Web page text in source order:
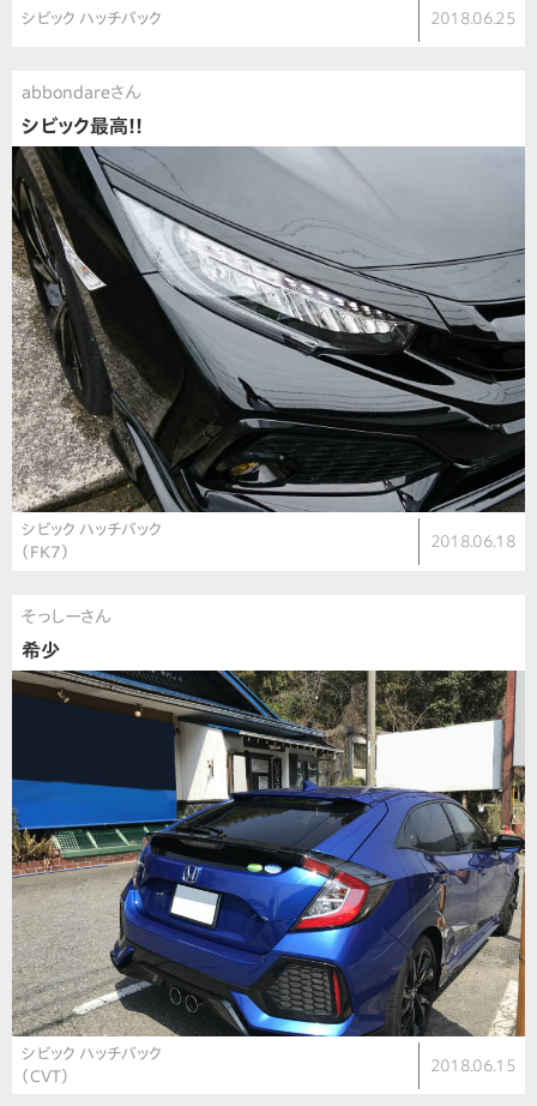
シビック ハッチバック 2018.06.25
abbondareさん
シビック最高!!
シビック ハッチバック
（FK7）
2018.06.18
そっしーさん
希少
シビック ハッチバック
（CVT）
2018.06.15